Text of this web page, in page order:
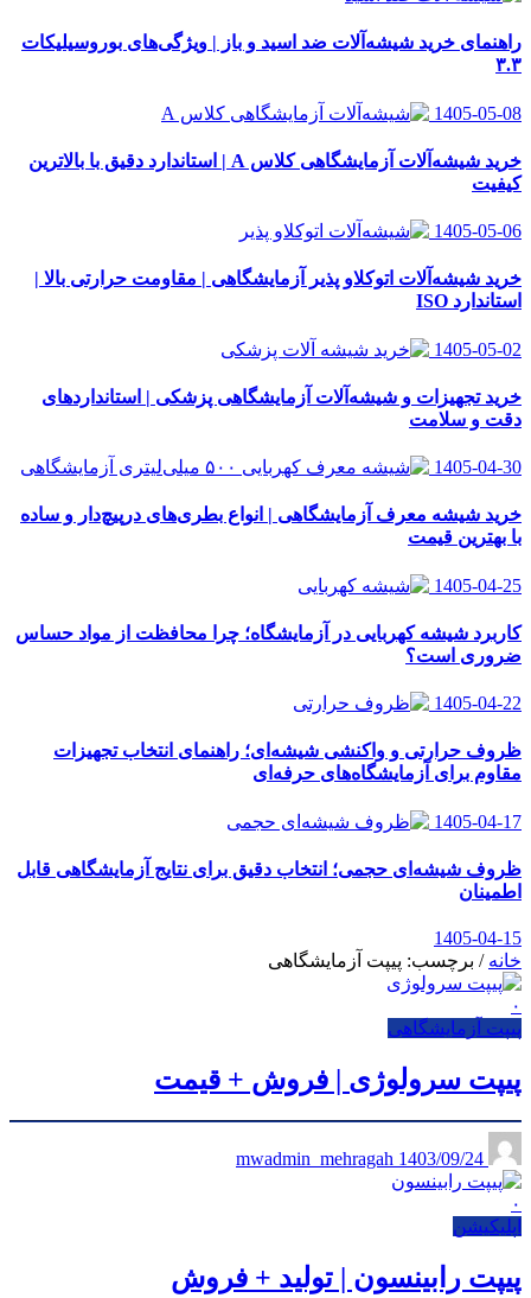
راهنمای خرید شیشه‌آلات ضد اسید و باز | ویژگی‌های بوروسیلیکات
۳.۳
1405-05-08
خرید شیشه‌آلات آزمایشگاهی کلاس A | استاندارد دقیق با بالاترین
کیفیت
1405-05-06
خرید شیشه‌آلات اتوکلاو پذیر آزمایشگاهی | مقاومت حرارتی بالا |
استاندارد ISO
1405-05-02
خرید تجهیزات و شیشه‌آلات آزمایشگاهی پزشکی | استانداردهای
دقت و سلامت
1405-04-30
خرید شیشه معرف آزمایشگاهی | انواع بطری‌های در‌پیچ‌دار و ساده
با بهترین قیمت
1405-04-25
کاربرد شیشه کهربایی در آزمایشگاه؛ چرا محافظت از مواد حساس
ضروری است؟
1405-04-22
ظروف حرارتی و واکنشی شیشه‌ای؛ راهنمای انتخاب تجهیزات
مقاوم برای آزمایشگاه‌های حرفه‌ای
1405-04-17
ظروف شیشه‌ای حجمی؛ انتخاب دقیق برای نتایج آزمایشگاهی قابل
اطمینان
1405-04-15
خانه / برچسب: پیپت آزمایشگاهی
۰
پیپت آزمایشگاهی
پیپت سرولوژی | فروش + قیمت
1403/09/24
۰
اپلیکیشن
پیپت رابینسون | تولید + فروش